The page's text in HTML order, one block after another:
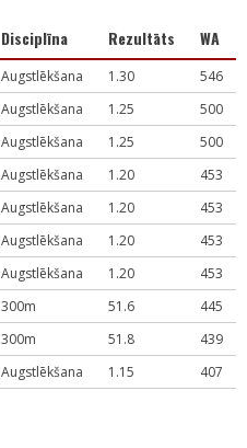
Disciplīna Rezultāts WA
Augstlēkšana 1.30
546
Augstlēkšana 1.25
500
Augstlēkšana 1.25
500
Augstlēkšana 1.20
453
Augstlēkšana 1.20
453
Augstlēkšana 1.20
453
Augstlēkšana 1.20
453
300m 51.6
445
300m 51.8
439
Augstlēkšana 1.15 407